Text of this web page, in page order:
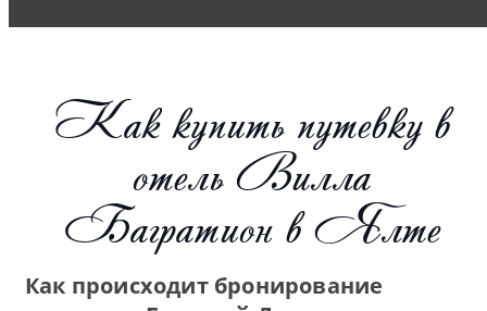
Как купить путевку в
отель Вилла
Багратион в Ялте
Как происходит бронирование